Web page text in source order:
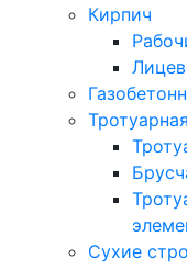
Кирпич
Сухие